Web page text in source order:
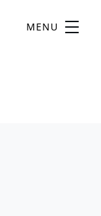
MENU